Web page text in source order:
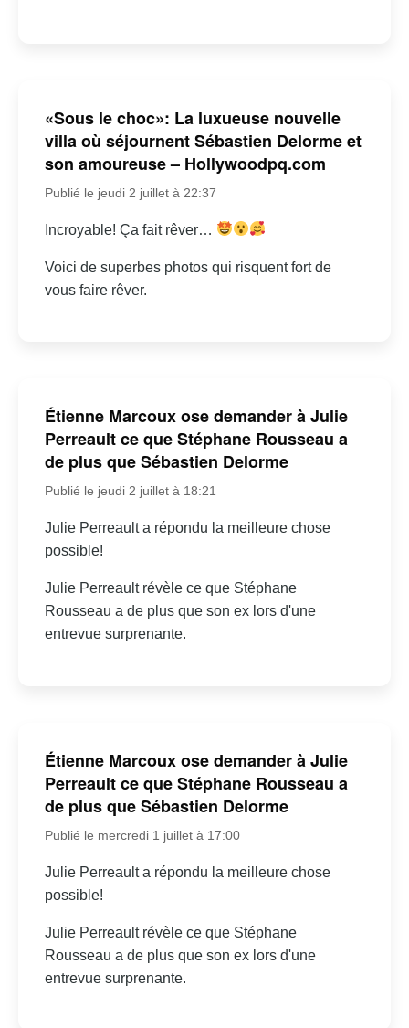
«Sous le choc»: La luxueuse nouvelle
villa où séjournent Sébastien Delorme et
son amoureuse – Hollywoodpq.com
Publié le jeudi 2 juillet à 22:37
Incroyable! Ça fait rêver…
Voici de superbes photos qui risquent fort de
vous faire rêver.
Étienne Marcoux ose demander à Julie
Perreault ce que Stéphane Rousseau a
de plus que Sébastien Delorme
Publié le jeudi 2 juillet à 18:21
Julie Perreault a répondu la meilleure chose
possible!
Julie Perreault révèle ce que Stéphane
Rousseau a de plus que son ex lors d'une
entrevue surprenante.
Étienne Marcoux ose demander à Julie
Perreault ce que Stéphane Rousseau a
de plus que Sébastien Delorme
Publié le mercredi 1 juillet à 17:00
Julie Perreault a répondu la meilleure chose
possible!
Julie Perreault révèle ce que Stéphane
Rousseau a de plus que son ex lors d'une
entrevue surprenante.